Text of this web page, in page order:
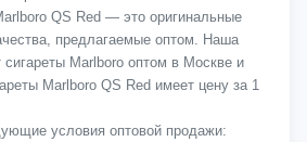
QS Red — это оригинальные
предлагаемые оптом. Наша
сигареты Marlboro оптом в Москве и
Marlboro QS Red имеет цену за 1
условия оптовой продажи: